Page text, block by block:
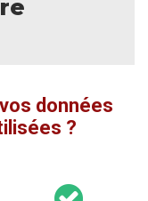
données
?